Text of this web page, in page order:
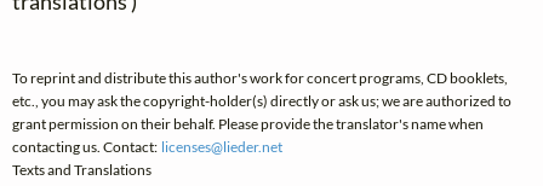
To reprint and distribute this author's work for concert programs, CD booklets,
etc., you may ask the copyright-holder(s) directly or ask us; we are authorized to
grant permission on their behalf. Please provide the translator's name when
contacting us. Contact: licenses@lieder.net
Texts and Translations